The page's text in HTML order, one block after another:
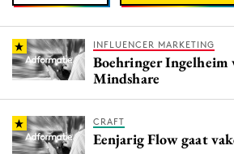
INFLUENCER MARKETING
Boehringer
Mindshare
CRAFT
Eenjarig Flow gaat